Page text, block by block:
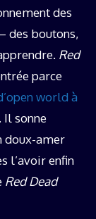
des
des boutons,
Red
parce
world à
. Il sonne
doux-amer
l’avoir enfin
Red Dead